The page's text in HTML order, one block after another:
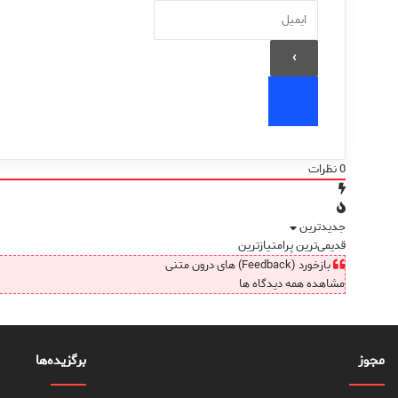
0نظرات
جدیدترین
قدیمی‌ترینپرامتیازترین
بازخورد (Feedback) های درون متنی
مشاهده همه دیدگاه ها
مجوز برگزیده‌ها